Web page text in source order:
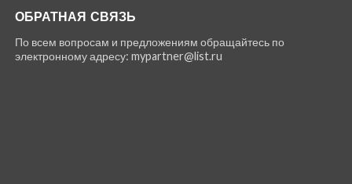
ОБРАТНАЯ СВЯЗЬ
По всем вопросам и предложениям обращайтесь по
электронному адресу: mypartner@list.ru